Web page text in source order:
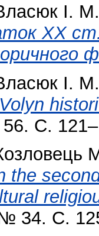
І.
ХХ
І.
56. С.
the
№ 34. С.